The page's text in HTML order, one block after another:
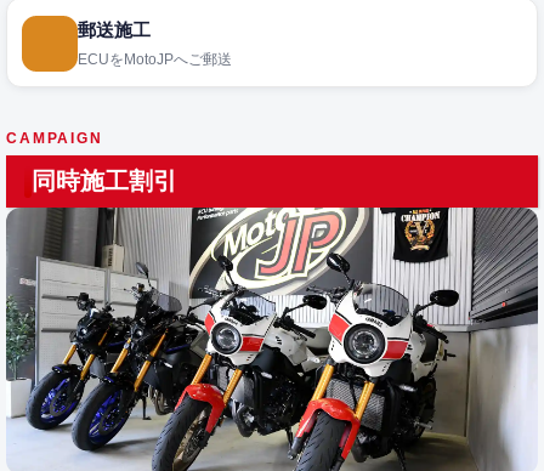
郵送施工
ECUをMotoJPへご郵送
CAMPAIGN
同時施工割引